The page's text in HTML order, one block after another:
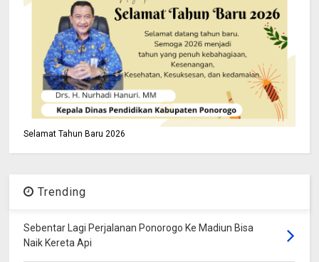
Selamat Tahun Baru 2026
Trending
Sebentar Lagi Perjalanan Ponorogo Ke Madiun Bisa
Naik Kereta Api